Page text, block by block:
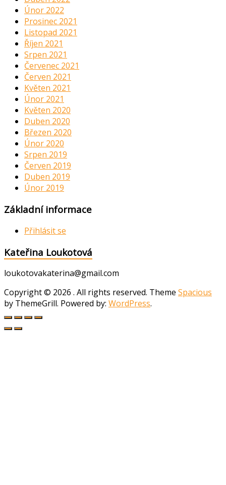
Únor 2022
Prosinec 2021
Listopad 2021
Říjen 2021
Srpen 2021
Červenec 2021
Červen 2021
Květen 2021
Únor 2021
Květen 2020
Duben 2020
Březen 2020
Únor 2020
Srpen 2019
Červen 2019
Duben 2019
Únor 2019
Základní informace
Přihlásit se
Kateřina Loukotová
loukotovakaterina@gmail.com
Copyright © 2026 . All rights reserved. Theme Spacious
by ThemeGrill. Powered by: WordPress.